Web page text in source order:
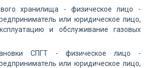
хранилища - физическое лицо -
или юридическое лицо,
и обслуживание газовых
СПГТ - физическое лицо -
или юридическое лицо,